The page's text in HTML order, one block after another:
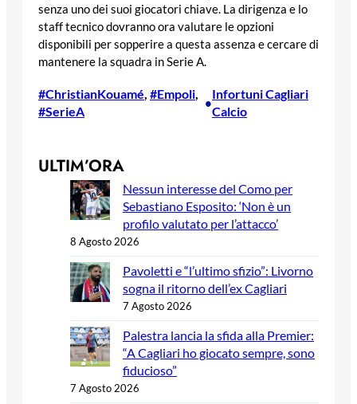
senza uno dei suoi giocatori chiave. La dirigenza e lo
staff tecnico dovranno ora valutare le opzioni
disponibili per sopperire a questa assenza e cercare di
mantenere la squadra in Serie A.
#ChristianKouamé, #Empoli
#SerieA
•
Infortuni Cagliari
Calcio
ULTIM’ORA
Nessun interesse del Como per
Sebastiano Esposito: ‘Non è un
profilo valutato per l’attacco’
8 Agosto 2026
Pavoletti e “l’ultimo sfizio”: Livorno
sogna il ritorno dell’ex Cagliari
7 Agosto 2026
Palestra lancia la sfida alla Premier:
“A Cagliari ho giocato sempre, sono
fiducioso”
7 Agosto 2026